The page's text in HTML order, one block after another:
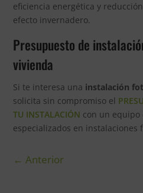
eficiencia energética y
efecto invernadero.
Presupuesto de
vivienda
Si te interesa una instalación
solicita sin compromiso el
TU INSTALACIÓN con un equipo
especializados en instalaciones
←Anterior